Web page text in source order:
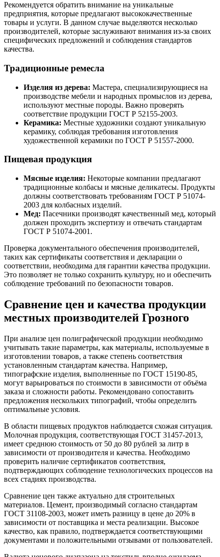
Рекомендуется обратить внимание на уникальные
предприятия, которые предлагают высококачественные
товары и услуги. В данном случае выделяются несколько
производителей, которые заслуживают внимания из-за своих
специфических предложений и соблюдения стандартов
качества.
Традиционные ремесла
Изделия из дерева: Мастера, специализирующиеся на
производстве мебели и народных промыслов из дерева,
используют местные породы. Важно проверять
соответствие продукции ГОСТ Р 52155-2003.
Керамика: Местные художники создают уникальную
керамику, соблюдая требования изготовления
художественной керамики по ГОСТ Р 51557-2000.
Пищевая продукция
Мясные изделия: Некоторые компании предлагают
традиционные колбасы и мясные деликатесы. Продукты
должны соответствовать требованиям ГОСТ Р 51074-
2003 для колбасных изделий.
Мед: Пасечники производят качественный мед, который
должен проходить экспертизу и отвечать стандартам
ГОСТ Р 51074-2001.
Проверка документального обеспечения производителей,
таких как сертификаты соответствия и декларации о
соответствии, необходима для гарантии качества продукции.
Это позволяет не только сохранить культуру, но и обеспечить
соблюдение требований по безопасности товаров.
Сравнение цен и качества продукции
местных производителей Грозного
При анализе цен полиграфической продукции необходимо
учитывать такие параметры, как материалы, используемые в
изготовлении товаров, а также степень соответствия
установленным стандартам качества. Например,
типографские изделия, выполненные по ГОСТ 15190-85,
могут варьироваться по стоимости в зависимости от объёма
заказа и сложности работы. Рекомендовано сопоставить
предложения нескольких типографий, чтобы определить
оптимальные условия.
В области пищевых продуктов наблюдается схожая ситуация.
Молочная продукция, соответствующая ГОСТ 31457-2013,
имеет среднюю стоимость от 50 до 80 рублей за литр в
зависимости от производителя и качества. Необходимо
проверить наличие сертификатов соответствия,
подтверждающих соблюдение технологических процессов на
всех стадиях производства.
Сравнение цен также актуально для строительных
материалов. Цемент, производимый согласно стандартам
ГОСТ 31108-2003, может иметь разницу в цене до 20% в
зависимости от поставщика и места реализации. Высокое
качество, как правило, подтверждается соответствующими
документами и положительными отзывами от пользователей.